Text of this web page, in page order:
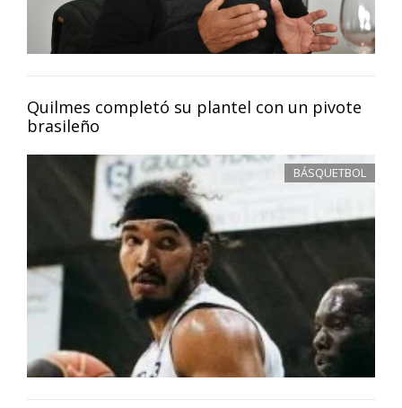
Quilmes completó su plantel con un pivote
brasileño
BÁSQUETBOL